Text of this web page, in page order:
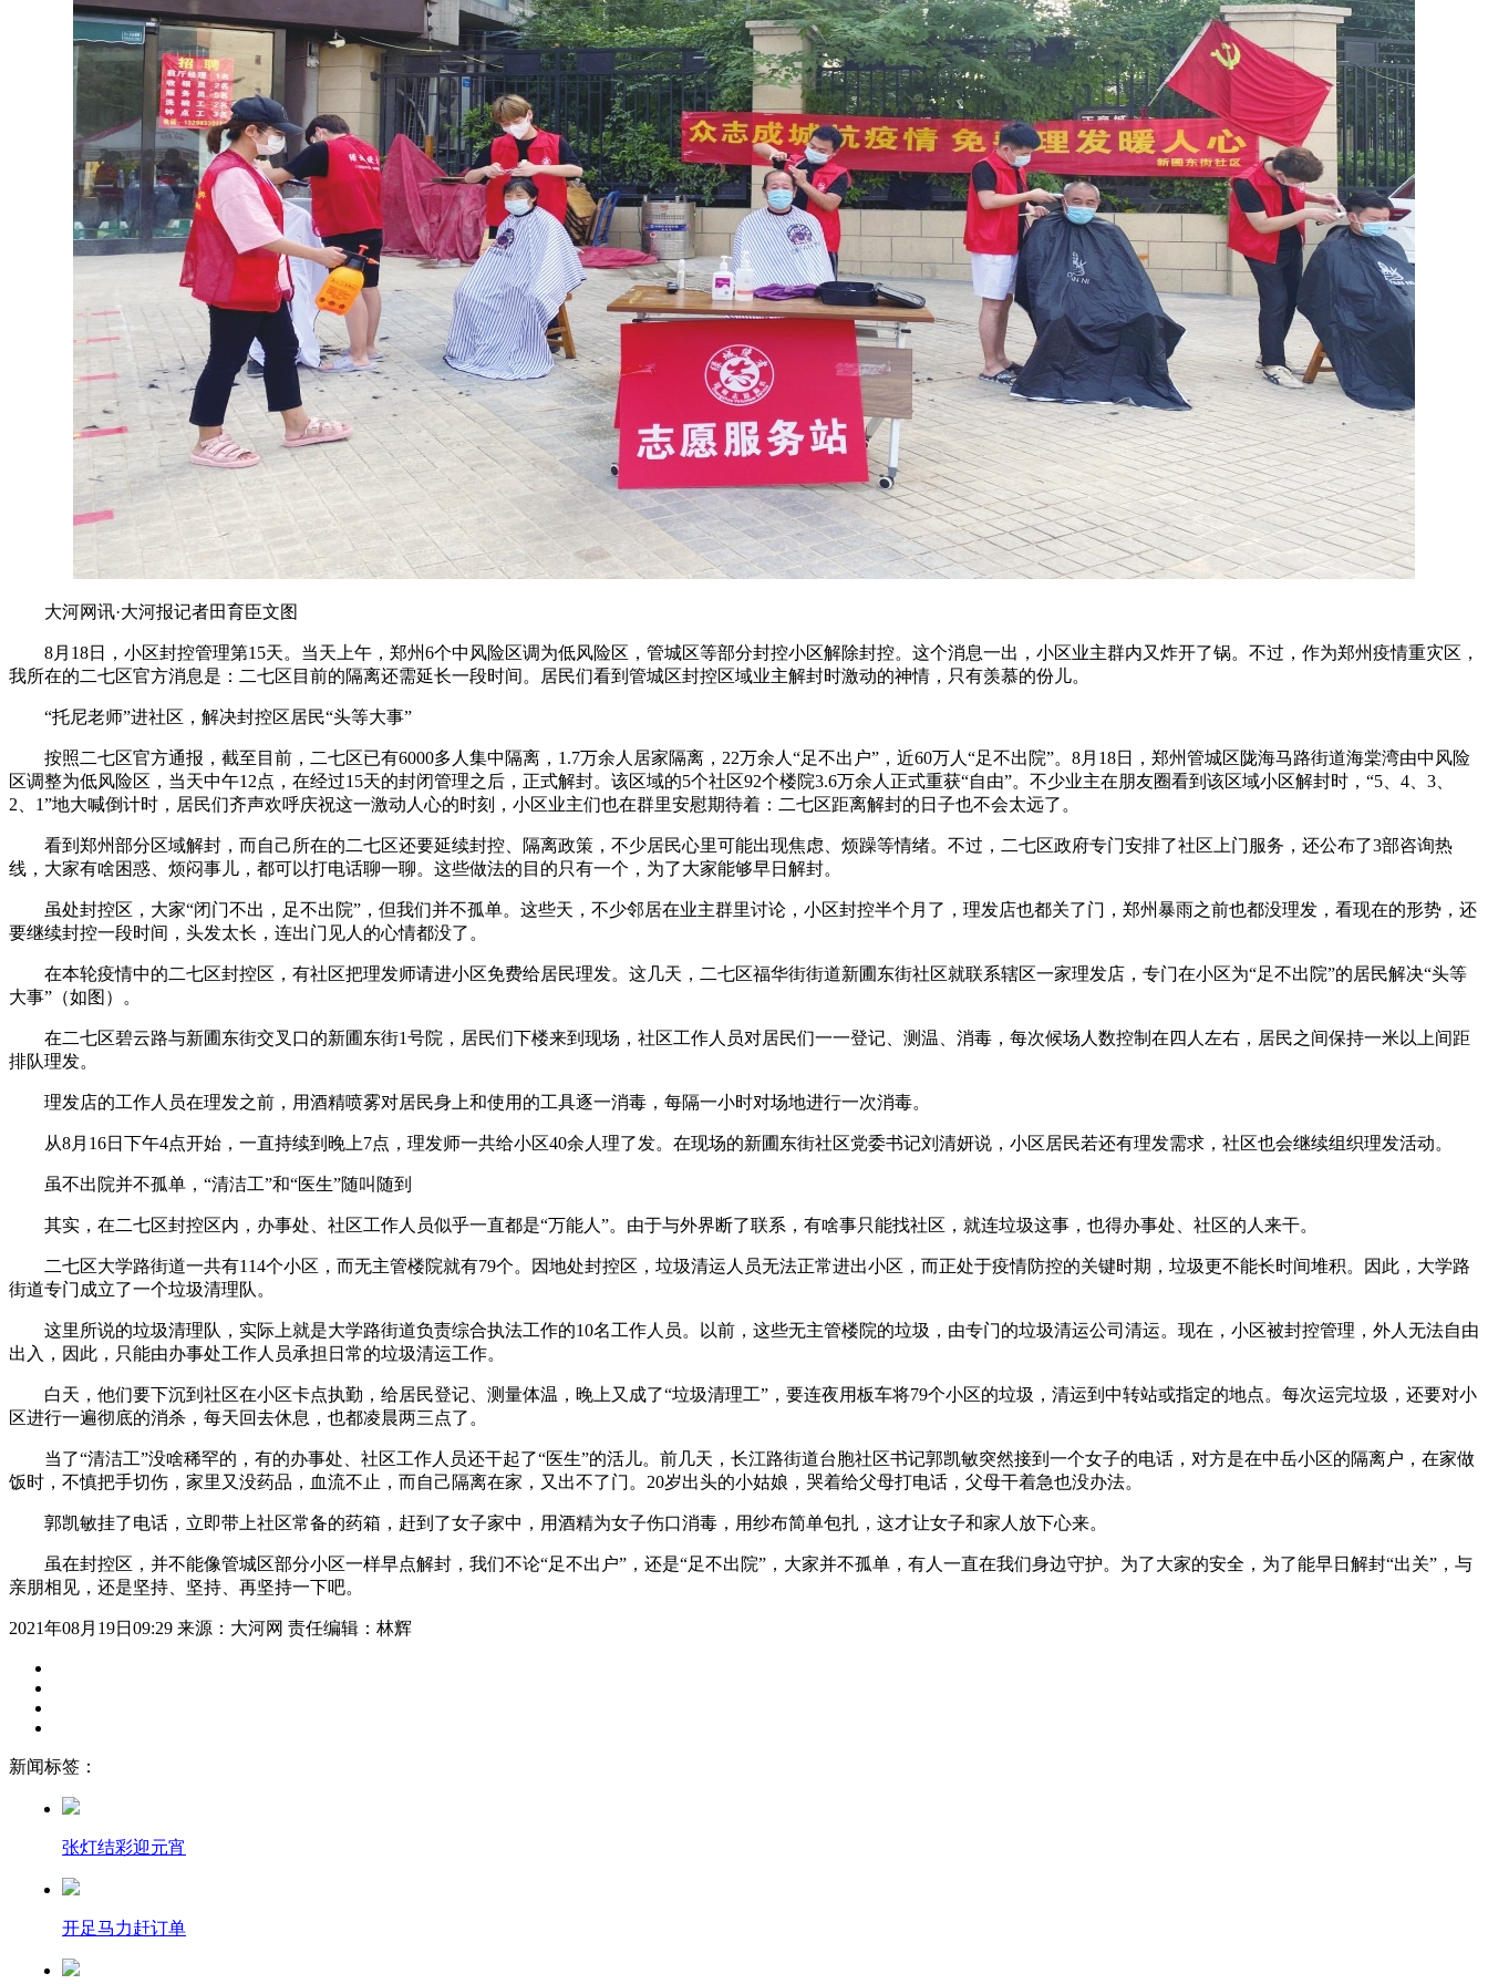
大河网讯·大河报记者田育臣文图
8月18日，小区封控管理第15天。当天上午，郑州6个中风险区调为低风险区，管城区等部分封控小区解除封控。这个消息一出，小区业主群内又炸开了锅。不过，作为郑州疫情重灾区，
我所在的二七区官方消息是：二七区目前的隔离还需延长一段时间。居民们看到管城区封控区域业主解封时激动的神情，只有羡慕的份儿。
“托尼老师”进社区，解决封控区居民“头等大事”
按照二七区官方通报，截至目前，二七区已有6000多人集中隔离，1.7万余人居家隔离，22万余人“足不出户”，近60万人“足不出院”。8月18日，郑州管城区陇海马路街道海棠湾由中风险
区调整为低风险区，当天中午12点，在经过15天的封闭管理之后，正式解封。该区域的5个社区92个楼院3.6万余人正式重获“自由”。不少业主在朋友圈看到该区域小区解封时，“5、4、3、
2、1”地大喊倒计时，居民们齐声欢呼庆祝这一激动人心的时刻，小区业主们也在群里安慰期待着：二七区距离解封的日子也不会太远了。
看到郑州部分区域解封，而自己所在的二七区还要延续封控、隔离政策，不少居民心里可能出现焦虑、烦躁等情绪。不过，二七区政府专门安排了社区上门服务，还公布了3部咨询热
线，大家有啥困惑、烦闷事儿，都可以打电话聊一聊。这些做法的目的只有一个，为了大家能够早日解封。
虽处封控区，大家“闭门不出，足不出院”，但我们并不孤单。这些天，不少邻居在业主群里讨论，小区封控半个月了，理发店也都关了门，郑州暴雨之前也都没理发，看现在的形势，还
要继续封控一段时间，头发太长，连出门见人的心情都没了。
在本轮疫情中的二七区封控区，有社区把理发师请进小区免费给居民理发。这几天，二七区福华街街道新圃东街社区就联系辖区一家理发店，专门在小区为“足不出院”的居民解决“头等
大事”（如图）。
在二七区碧云路与新圃东街交叉口的新圃东街1号院，居民们下楼来到现场，社区工作人员对居民们一一登记、测温、消毒，每次候场人数控制在四人左右，居民之间保持一米以上间距
排队理发。
理发店的工作人员在理发之前，用酒精喷雾对居民身上和使用的工具逐一消毒，每隔一小时对场地进行一次消毒。
从8月16日下午4点开始，一直持续到晚上7点，理发师一共给小区40余人理了发。在现场的新圃东街社区党委书记刘清妍说，小区居民若还有理发需求，社区也会继续组织理发活动。
虽不出院并不孤单，“清洁工”和“医生”随叫随到
其实，在二七区封控区内，办事处、社区工作人员似乎一直都是“万能人”。由于与外界断了联系，有啥事只能找社区，就连垃圾这事，也得办事处、社区的人来干。
二七区大学路街道一共有114个小区，而无主管楼院就有79个。因地处封控区，垃圾清运人员无法正常进出小区，而正处于疫情防控的关键时期，垃圾更不能长时间堆积。因此，大学路
街道专门成立了一个垃圾清理队。
这里所说的垃圾清理队，实际上就是大学路街道负责综合执法工作的10名工作人员。以前，这些无主管楼院的垃圾，由专门的垃圾清运公司清运。现在，小区被封控管理，外人无法自由
出入，因此，只能由办事处工作人员承担日常的垃圾清运工作。
白天，他们要下沉到社区在小区卡点执勤，给居民登记、测量体温，晚上又成了“垃圾清理工”，要连夜用板车将79个小区的垃圾，清运到中转站或指定的地点。每次运完垃圾，还要对小
区进行一遍彻底的消杀，每天回去休息，也都凌晨两三点了。
当了“清洁工”没啥稀罕的，有的办事处、社区工作人员还干起了“医生”的活儿。前几天，长江路街道台胞社区书记郭凯敏突然接到一个女子的电话，对方是在中岳小区的隔离户，在家做
饭时，不慎把手切伤，家里又没药品，血流不止，而自己隔离在家，又出不了门。20岁出头的小姑娘，哭着给父母打电话，父母干着急也没办法。
郭凯敏挂了电话，立即带上社区常备的药箱，赶到了女子家中，用酒精为女子伤口消毒，用纱布简单包扎，这才让女子和家人放下心来。
虽在封控区，并不能像管城区部分小区一样早点解封，我们不论“足不出户”，还是“足不出院”，大家并不孤单，有人一直在我们身边守护。为了大家的安全，为了能早日解封“出关”，与
亲朋相见，还是坚持、坚持、再坚持一下吧。
2021年08月19日09:29 来源：大河网 责任编辑：林辉
新闻标签：